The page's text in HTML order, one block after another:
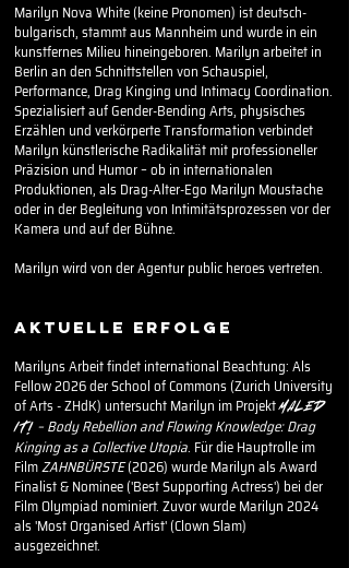
Marilyn Nova White (keine Pronomen) ist deutsch-
bulgarisch, stammt aus Mannheim und wurde in ein
kunstfernes Milieu hineingeboren. Marilyn arbeitet in
Berlin an den Schnittstellen von Schauspiel,
Performance, Drag Kinging und Intimacy Coordination.
Spezialisiert auf Gender-Bending Arts, physisches
Erzählen und verkörperte Transformation verbindet
Marilyn künstlerische Radikalität mit professioneller
Präzision und Humor – ob in internationalen
Produktionen, als Drag-Alter-Ego Marilyn Moustache
oder in der Begleitung von Intimitätsprozessen vor der
Kamera und auf der Bühne.
Marilyn wird von der Agentur public heroes vertreten.
AKTUELLE ERFOLGE
Marilyns Arbeit findet international Beachtung: Als
Fellow 2026 der School of Commons (Zurich University
of Arts - ZHdK) untersucht Marilyn im ProjektMALED
IT!– Body Rebellion and Flowing Knowledge: Drag
Kinging as a Collective Utopia. Für die Hauptrolle im
FilmZAHNBÜRSTE(2026) wurde Marilyn als Award
Finalist & Nominee ('Best Supporting Actress') bei der
Film Olympiad nominiert. Zuvor wurde Marilyn 2024
als 'Most Organised Artist' (Clown Slam)
ausgezeichnet.